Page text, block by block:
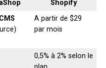
Shopify
A partir de $29
par mois
0,5% à 2% selon le